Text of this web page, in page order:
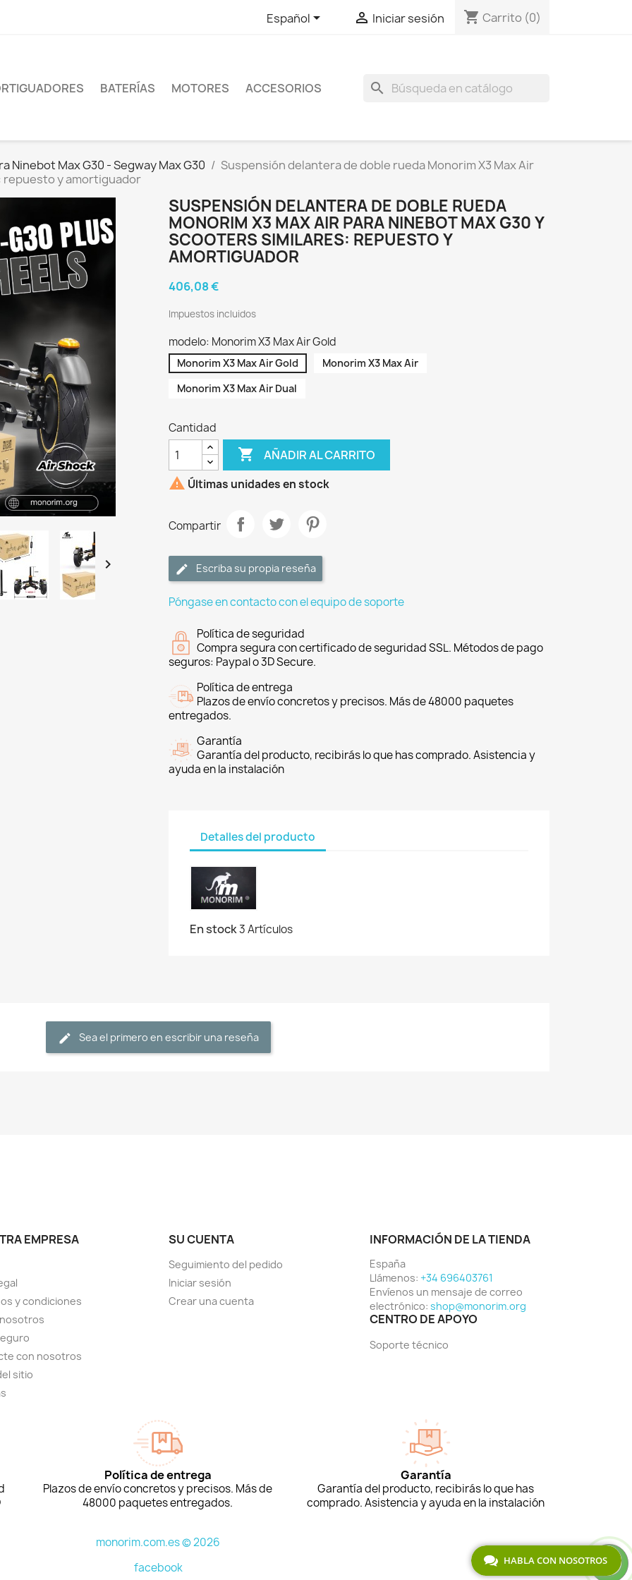
Español  Iniciar sesión shopping_cart Carrito (0)
BATERÍAS MOTORES ACCESORIOS search
Ninebot Max G30 - Segway Max G30
Suspensión delantera de doble rueda Monorim X3 Max Air
repuesto y amortiguador

SUSPENSIÓN DELANTERA DE DOBLE RUEDA
MONORIM X3 MAX AIR PARA NINEBOT MAX G30 Y
SCOOTERS SIMILARES: REPUESTO Y
AMORTIGUADOR
406,08 €
Impuestos incluidos
modelo: Monorim X3 Max Air Gold
Monorim X3 Max Air Gold
Monorim X3 Max Air
Monorim X3 Max Air Dual
Cantidad
 AÑADIR AL CARRITO
 Últimas unidades en stock
Compartir
Escriba su propia reseña
Póngase en contacto con el equipo de soporte
Política de seguridad
Compra segura con certificado de seguridad SSL. Métodos de pago
seguros: Paypal o 3D Secure.
Política de entrega
Plazos de envío concretos y precisos. Más de 48000 paquetes
entregados.
Garantía
Garantía del producto, recibirás lo que has comprado. Asistencia y
ayuda en la instalación
Detalles del producto
En stock3 Artículos
Sea el primero en escribir una reseña
EMPRESA
y condiciones
con nosotros
sitio
SU CUENTA
Seguimiento del pedido
Iniciar sesión
Crear una cuenta
INFORMACIÓN DE LA TIENDA
España
Llámenos: +34 696403761
Envíenos un mensaje de correo
electrónico: shop@monorim.org
CENTRO DE APOYO
Soporte técnico
Política de entrega
Plazos de envío concretos y precisos. Más de
48000 paquetes entregados.
Garantía
Garantía del producto, recibirás lo que has
comprado. Asistencia y ayuda en la instalación
monorim.com.es © 2026
facebook
HABLA CON NOSOTROS